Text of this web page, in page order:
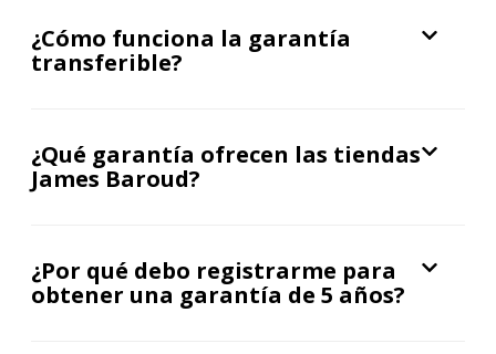
¿Cómo funciona la garantía
transferible?
¿Qué garantía ofrecen las tiendas
James Baroud?
¿Por qué debo registrarme para
obtener una garantía de 5 años?